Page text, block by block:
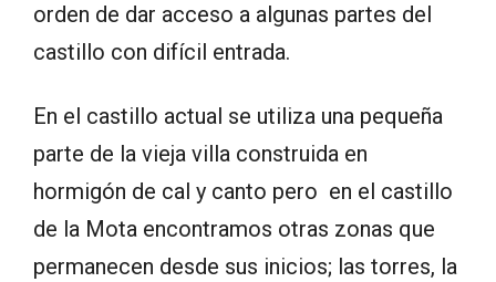
orden de dar acceso a algunas partes del
castillo con difícil entrada.
En el castillo actual se utiliza una pequeña
parte de la vieja villa construida en
hormigón de cal y canto pero en el castillo
de la Mota encontramos otras zonas que
permanecen desde sus inicios; las torres, la